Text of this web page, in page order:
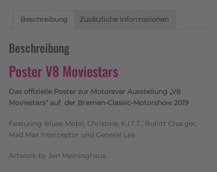
Beschreibung Zusätzliche Informationen
Beschreibung
Poster V8 Moviestars
Das offizielle Poster zur Motoraver Ausstellung „V8
Moviestars“ auf der Bremen-Classic-Motorshow 2019
Featuring Blues Mobil, Christine, K.I.T.T., Bullitt Charger,
Mad Max Interceptor und General Lee
Artwork by Jan Meininghaus.